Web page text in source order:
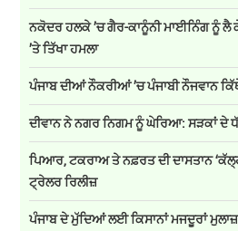
ਨਕੋਦਰ ਹਲਕੇ ’ਚ ਗੈਰ-ਕਾਨੂੰਨੀ ਮਾਈਨਿੰਗ ਨੂੰ ਲੈ
’ਤੇ ਤਿੱਖਾ ਹਮਲਾ
ਪੰਜਾਬ ਦੀਆਂ ਨੌਕਰੀਆਂ ’ਚ ਪੰਜਾਬੀ ਨੌਜਵਾਨ
ਦੀਵਾਨ ਨੇ ਨਗਰ ਨਿਗਮ ਨੂੰ ਘੇਰਿਆ: ਸੜਕਾਂ ਦੇ
ਪਿਆਰ, ਟਕਰਾਅ ਤੇ ਨਫ਼ਰਤ ਦੀ ਦਾਸਤਾਨ
ਟ੍ਰੇਲਰ ਰਿਲੀਜ਼
ਪੰਜਾਬ ਦੇ ਮੁੱਦਿਆਂ ਲਈ ਕਿਸਾਨਾਂ ਮਜਦੂਰਾਂ